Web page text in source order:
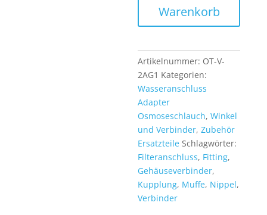
Anschluss
für
Filtergehäuse
Menge
Warenkorb
Artikelnummer: OT-V-
2AG1 Kategorien:
Wasseranschluss
Adapter
Osmoseschlauch,Winkel
und Verbinder,Zubehör
Ersatzteile Schlagwörter:
Filteranschluss, Fitting,
Gehäuseverbinder,
Kupplung, Muffe, Nippel,
Verbinder